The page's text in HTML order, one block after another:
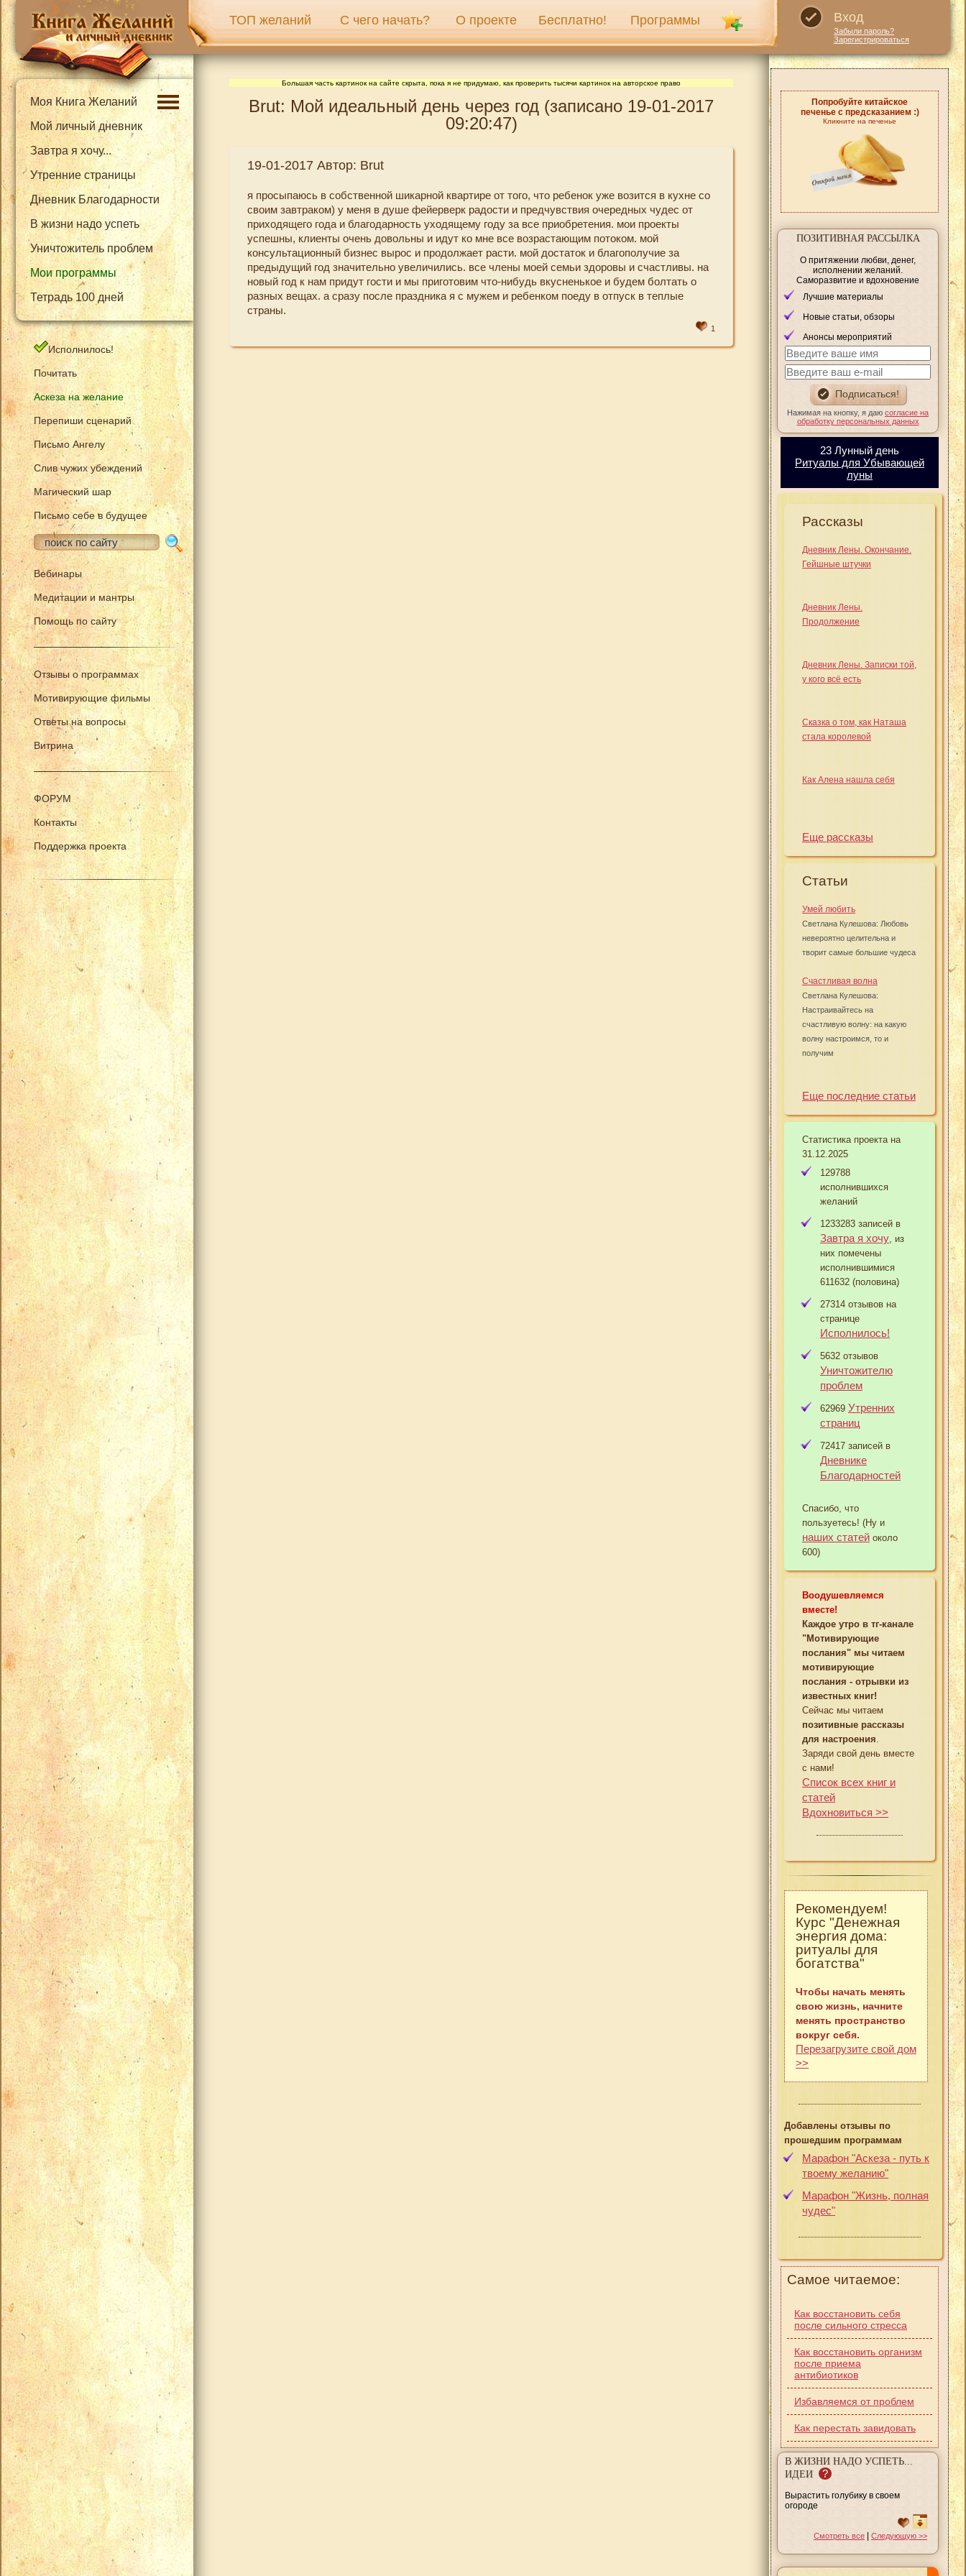
ТОП желаний С чего начать? О проекте Бесплатно! Программы Вход
Забыли пароль?
Зарегистрироваться
Моя Книга Желаний
Мой личный дневник
Завтра я хочу...
Утренние страницы
Дневник Благодарности
В жизни надо успеть
Уничтожитель проблем
Мои программы
Тетрадь 100 дней
Исполнилось!
Почитать
Аскеза на желание
Перепиши сценарий
Письмо Ангелу
Слив чужих убеждений
Магический шар
Письмо себе в будущее
Вебинары
Медитации и мантры
Помощь по сайту
Отзывы о программах
Мотивирующие фильмы
Ответы на вопросы
Витрина
ФОРУМ
Контакты
Поддержка проекта
Большая часть картинок на сайте скрыта, пока я не придумаю, как проверить тысячи картинок на авторское право
Brut: Мой идеальный день через год (записано 19-01-2017
09:20:47)
19-01-2017 Автор: Brut
я просыпаюсь в собственной шикарной квартире от того, что ребенок уже возится в кухне со
своим завтраком) у меня в душе фейерверк радости и предчувствия очередных чудес от
приходящего года и благодарность уходящему году за все приобретения. мои проекты
успешны, клиенты очень довольны и идут ко мне все возрастающим потоком. мой
консультационный бизнес вырос и продолжает расти. мой достаток и благополучие за
предыдущий год значительно увеличились. все члены моей семьи здоровы и счастливы. на
новый год к нам придут гости и мы приготовим что-нибудь вкусненькое и будем болтать о
разных вещах. а сразу после праздника я с мужем и ребенком поеду в отпуск в теплые
страны.
1
Попробуйте китайское
печенье с предсказанием :)
Кликните на печенье
ПОЗИТИВНАЯ РАССЫЛКА
О притяжении любви, денег,
исполнении желаний.
Саморазвитие и вдохновение
Лучшие материалы
Новые статьи, обзоры
Анонсы мероприятий
Нажимая на кнопку, я даю согласие на
обработку персональных данных
23 Лунный день
Ритуалы для Убывающей
луны
Рассказы
Дневник Лены. Окончание.
Гейшные штучки
Дневник Лены.
Продолжение
Дневник Лены. Записки той,
у кого всё есть
Сказка о том, как Наташа
стала королевой
Как Алена нашла себя
Еще рассказы
Статьи
Умей любить
Светлана Кулешова: Любовь
невероятно целительна и
творит самые большие чудеса
Счастливая волна
Светлана Кулешова:
Настраивайтесь на
счастливую волну: на какую
волну настроимся, то и
получим
Еще последние статьи
Статистика проекта на
31.12.2025
129788
исполнившихся
желаний
1233283 записей в
Завтра я хочу , из
них помечены
исполнившимися
611632 (половина)
27314 отзывов на
странице
Исполнилось!
5632 отзывов
Уничтожителю
проблем
62969 Утренних
страниц
72417 записей в
Дневнике
Благодарностей
Спасибо, что
пользуетесь! (Ну и
наших статей около
600)
Воодушевляемся
вместе!
Каждое утро в тг-канале
"Мотивирующие
послания" мы читаем
мотивирующие
послания - отрывки из
известных книг!
Сейчас мы читаем
позитивные рассказы
для настроения
Заряди свой день вместе
с нами!
Список всех книг и
статей
Вдохновиться >>
Рекомендуем!
Курс "Денежная
энергия дома:
ритуалы для
богатства"
Чтобы начать менять
свою жизнь, начните
менять пространство
вокруг себя.
Перезагрузите свой дом
>>
Добавлены отзывы по
прошедшим программам
Марафон "Аскеза - путь к
твоему желанию"
Марафон "Жизнь, полная
чудес"
Самое читаемое:
Как восстановить себя
после сильного стресса
Как восстановить организм
после приема
антибиотиков
Избавляемся от проблем
Как перестать завидовать
В ЖИЗНИ НАДО УСПЕТЬ...
ИДЕИ
?
Вырастить голубику в своем
огороде
Смотреть все | Следующую >>